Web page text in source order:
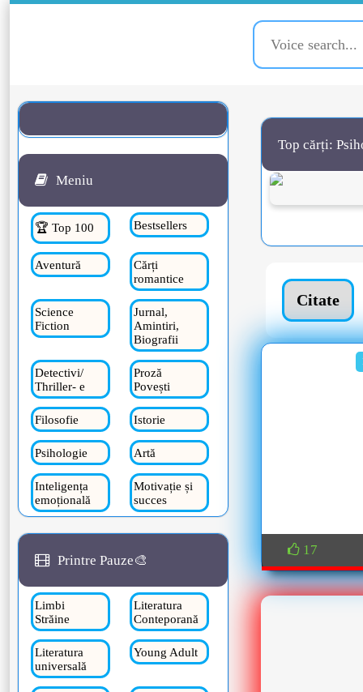
Top cărți:
Citate
17
Meniu
🏆 Top 100 Bestsellers
Aventură
Cărți
romantice
Science
Fiction
Jurnal,
Amintiri,
Biografii
Detectivi/
Thriller- e
Proză
Povești
Filosofie Istorie
Psihologie Artă
Inteligența
emoțională
Motivație și
succes
Printre Pauze🎨
Limbi
Străine
Literatura
Conteporană
Literatura
universală
Young Adult